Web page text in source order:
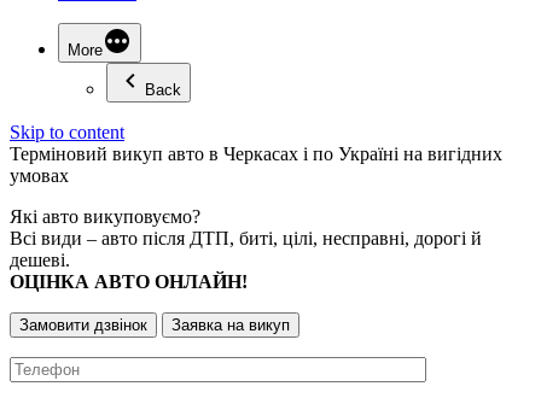
More
Back
Skip to content
Терміновий викуп авто в Черкасах і по Україні на вигідних
умовах
Які авто викуповуємо?
Всі види – авто після ДТП, биті, цілі, несправні, дорогі й
дешеві.
ОЦІНКА АВТО ОНЛАЙН!
Замовити дзвінок Заявка на викуп